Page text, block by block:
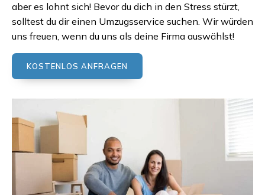
aber es lohnt sich! Bevor du dich in den Stress stürzt,
solltest du dir einen Umzugsservice suchen. Wir würden
uns freuen, wenn du uns als deine Firma auswählst!
KOSTENLOS ANFRAGEN